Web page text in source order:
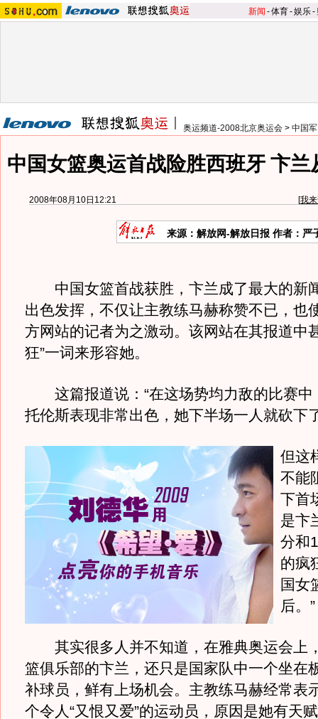
新闻 -体育-娱乐-
奥运频道-2008北京奥运会 > 中国
中国女篮奥运首战险胜西班牙 卞兰
2008年08月10日12:21 [我
来源：解放网-解放日报 作者：严
中国女篮首战获胜，卞兰成了最大的新
出色发挥，不仅让主教练马赫称赞不已，也
方网站的记者为之激动。该网站在其报道中
狂”一词来形容她。
这篇报道说：“在这场势均力敌的比赛中
托伦斯表现非常出色，她下半场一人就砍下
但这
不能
下首
是卞
分和
的疯
国女
后。”
其实很多人并不知道，在雅典奥运会上
篮俱乐部的卞兰，还只是国家队中一个坐在
补球员，鲜有上场机会。主教练马赫经常表
个令人“又恨又爱”的运动员，原因是她有天